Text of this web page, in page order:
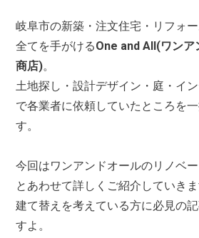
岐阜市の新築・注文住宅・リフォ
全てを手がけるOne and All(ワン
商店)。
土地探し・設計デザイン・庭・イ
で各業者に依頼していたところを
す。
今回はワンアンドオールのリノベ
とあわせて詳しくご紹介していきま
建て替えを考えている方に必見の
すよ。